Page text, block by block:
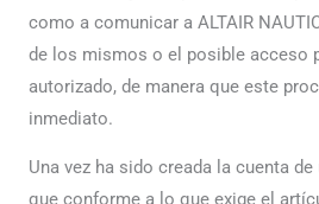
como a comunicar a ALTAIR
de los mismos o el posible acceso
autorizado, de manera que este
inmediato.
Una vez ha sido creada la cuenta